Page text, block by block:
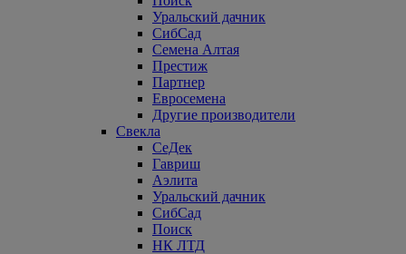
Уральский дачник
СибСад
Семена Алтая
Престиж
Партнер
Евросемена
Другие производители
Свекла
СеДек
Гавриш
Аэлита
Уральский дачник
СибСад
Поиск
НК ЛТД